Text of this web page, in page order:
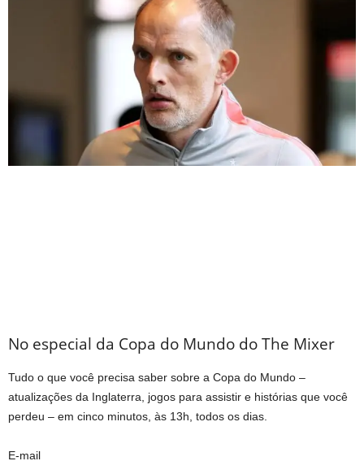
No especial da Copa do Mundo do The Mixer
Tudo o que você precisa saber sobre a Copa do Mundo –
atualizações da Inglaterra, jogos para assistir e histórias que você
perdeu – em cinco minutos, às 13h, todos os dias.
E-mail